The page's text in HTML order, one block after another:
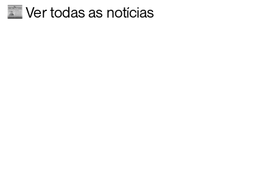
Ver todas as notícias